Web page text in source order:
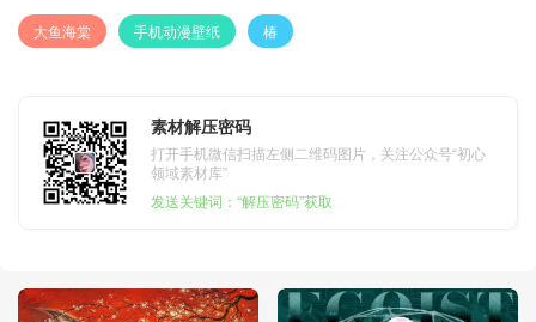
大鱼海棠 手机动漫壁纸 椿
素材解压密码
打开手机微信扫描左侧二维码图片，关注公众号“初心
领域素材库”
发送关键词：“解压密码”获取